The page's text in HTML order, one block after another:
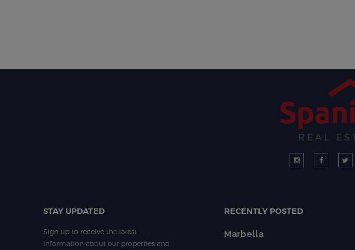
STAY UPDATED
Sign up to receive the latest
information about our properties and
RECENTLY POSTED
Marbella